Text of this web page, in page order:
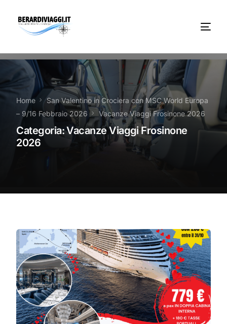
Home
San Valentino in Crociera con MSC World Europa
– 9/16 Febbraio 2026
Vacanze Viaggi Frosinone 2026
Categoria:Vacanze Viaggi Frosinone
2026
Chi Siamo
Noleggio
Autobus servizi
Vacanze Viaggi Frosinone